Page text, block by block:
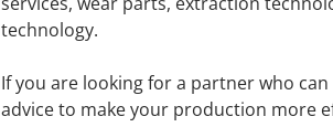
technology.
If you are looking for a partner who
advice to make your production more